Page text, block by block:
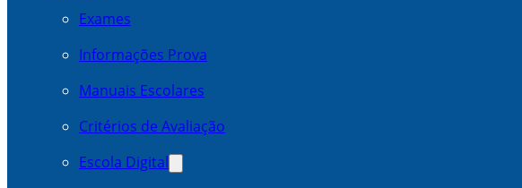
Exames
Informações Prova
Manuais Escolares
Critérios de Avaliação
Escola Digital